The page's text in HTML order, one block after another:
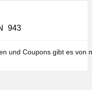
943
und Coupons gibt es von